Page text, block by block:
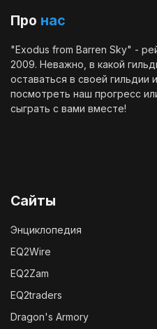
Про нас
"Exodus from Barren Sky" -
2009. Неважно, в какой
оставаться в своей
посмотреть наш прогресс
сыграть с вами вместе!
Сайты
Энциклопедия
EQ2Wire
EQ2Zam
EQ2traders
Dragon's Armory